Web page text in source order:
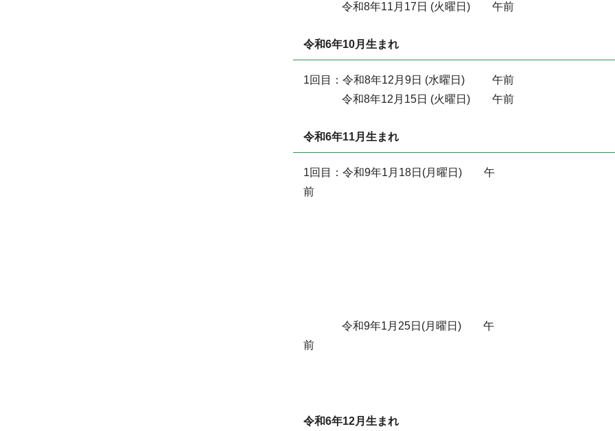
令和8年11月17日 (火曜日) 午前
令和6年10月生まれ
1回目：令和8年12月9日 (水曜日) 午前
令和8年12月15日 (火曜日) 午前
令和6年11月生まれ
1回目：令和9年1月18日(月曜日) 午
令和9年1月25日(月曜日) 午
令和6年12月生まれ